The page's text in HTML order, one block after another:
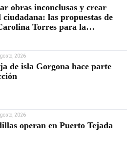
obras inconclusas y crear
ciudadana: las propuestas de
Torres para la
2026
de isla Gorgona hace parte
2026
operan en Puerto Tejada